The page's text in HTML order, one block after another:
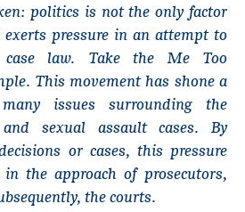
politics is not the only factor
exerts pressure in an attempt to
case law. Take the Me Too
This movement has shone a
issues surrounding the
sexual assault cases. By
or cases, this pressure
the approach of prosecutors,
the courts.